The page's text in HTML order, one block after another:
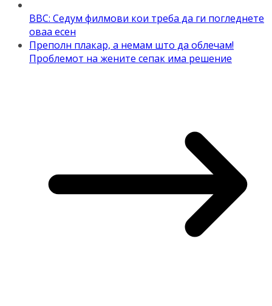
BBC: Седум филмови кои треба да ги погледнете
оваа есен
Преполн плакар, а немам што да облечам!
Проблемот на жените сепак има решение